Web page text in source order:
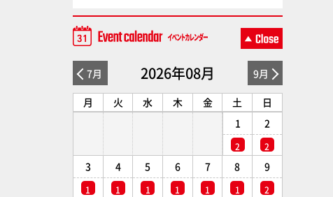
7月 2026年08月 9月
月 火 水 木 金 土
日
1
2
2
2
3
1
4
1
5
1
6
1
7
1
8
1
9
2